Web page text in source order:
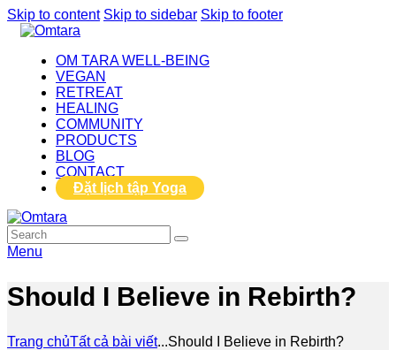
Skip to content Skip to sidebar Skip to footer
OM TARA WELL-BEING
VEGAN
RETREAT
HEALING
COMMUNITY
PRODUCTS
BLOG
CONTACT
Đặt lịch tập Yoga
Menu
Should I Believe in Rebirth?
Trang chủTất cả bài viết...Should I Believe in Rebirth?